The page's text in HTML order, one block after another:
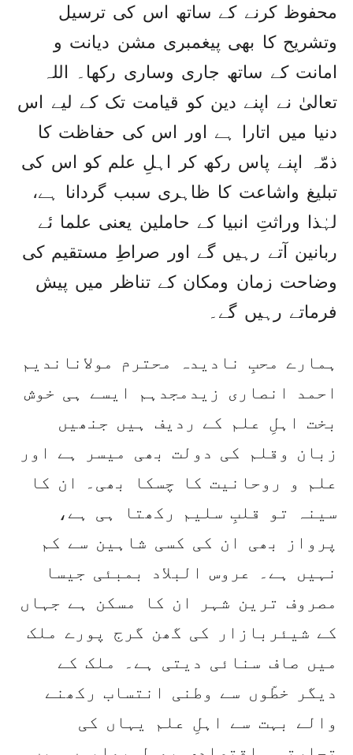
محفوظ کرنے کے ساتھ اس کی ترسیل
وتشریح کا بھی پیغمبری مشن دیانت و
امانت کے ساتھ جاری وساری رکھا۔ اللہ
تعالیٰ نے اپنے دین کو قیامت تک کے لیے اس
دنیا میں اتارا ہے اور اس کی حفاظت کا
ذمّہ اپنے پاس رکھ کر اہلِ علم کو اس کی
تبلیغ واشاعت کا ظاہری سبب گردانا ہے،
لہٰذا وراثتِ انبیا کے حاملین یعنی علما ئے
ربانین آتے رہیں گے اور صراطِ مستقیم کی
وضاحت زمان ومکان کے تناظر میں پیش
فرماتے رہیں گے۔
ہمارے محبِ نادیدہ محترم مولاناندیم
احمد انصاری زیدمجدہم ایسے ہی خوش
بخت اہلِ علم کے ردیف ہیں جنھیں
زبان وقلم کی دولت بھی میسر ہے اور
علم و روحانیت کا چسکا بھی۔ ان کا
سینہ تو قلبِ سلیم رکھتا ہی ہے،
پرواز بھی ان کی کسی شاہین سے کم
نہیں ہے۔ عروس البلاد بمبئی جیسا
مصروف ترین شہر ان کا مسکن ہے جہاں
کے شیئربازار کی گھن گرج پورے ملک
میں صاف سنائی دیتی ہے۔ ملک کے
دیگر خطّوں سے وطنی انتساب رکھنے
والے بہت سے اہلِ علم یہاں کی